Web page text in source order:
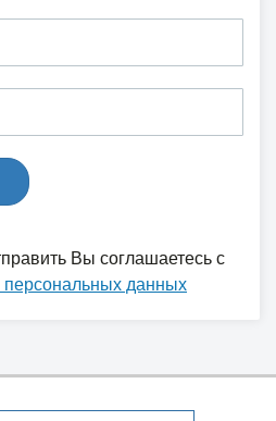
Вы соглашаетесь с
персональных данных